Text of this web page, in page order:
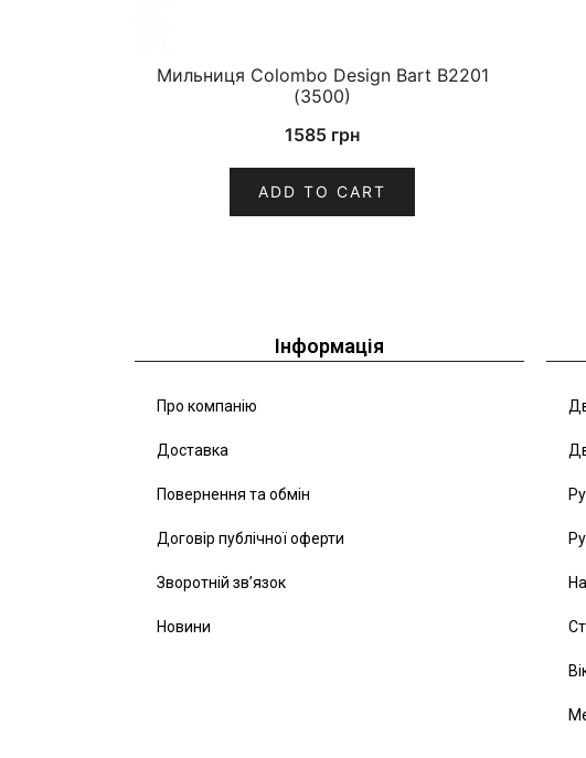
Мильниця Colombo Design Bart B2201
(3500)
1585 грн
ADD TO CART
Інформація
Про компанію
Доставка
Повернення та обмін
Договір публічної оферти
Зворотній зв’язок
Новини